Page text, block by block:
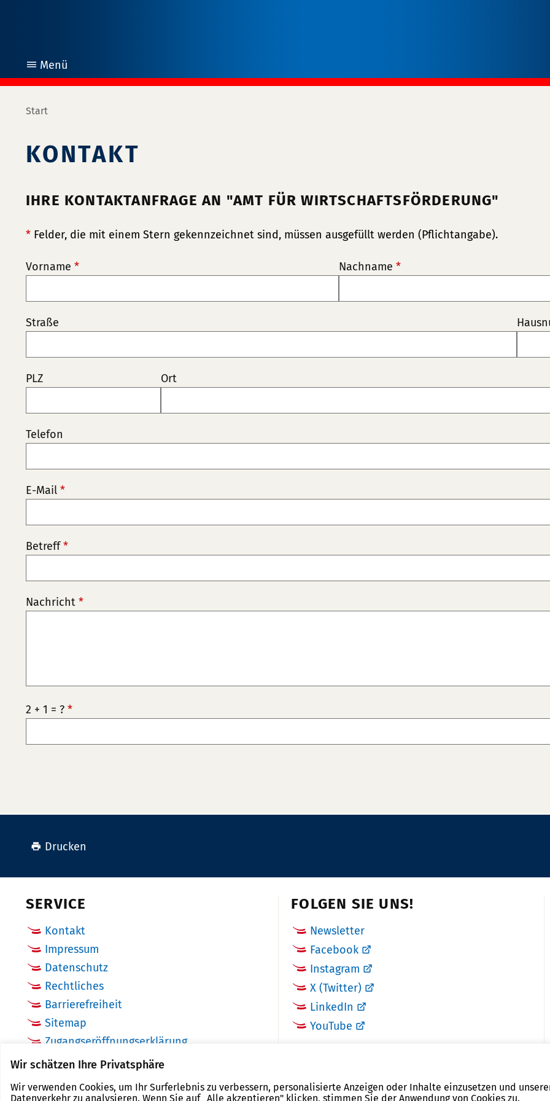
Wir schätzen Ihre Privatsphäre
Wir verwenden Cookies, um Ihr Surferlebnis zu verbessern, personalisierte Anzeigen oder Inhalte einzusetzen und
Datenverkehr zu analysieren. Wenn Sie auf „Alle akzeptieren" klicken, stimmen Sie der Anwendung von Cookies zu.
Menü
öffnen
Start
KONTAKT
IHRE KONTAKTANFRAGE AN "AMT FÜR WIRTSCHAFTSFÖRDERUNG"
* Felder, die mit einem Stern gekennzeichnet sind, müssen ausgefüllt werden (Pflichtangabe).
Vorname * Nachname *
Straße
PLZ Ort
Telefon
E-Mail *
Betreff*
Nachricht *
2 + 1 = ? *
Drucken
SERVICE
Kontakt
Impressum
Datenschutz
Rechtliches
Barrierefreiheit
Sitemap
Zugangseröffnungserklärung
Cookie Einstellungen
FOLGEN SIE UNS!
Newsletter
Facebook
Instagram
X (Twitter)
LinkedIn
YouTube